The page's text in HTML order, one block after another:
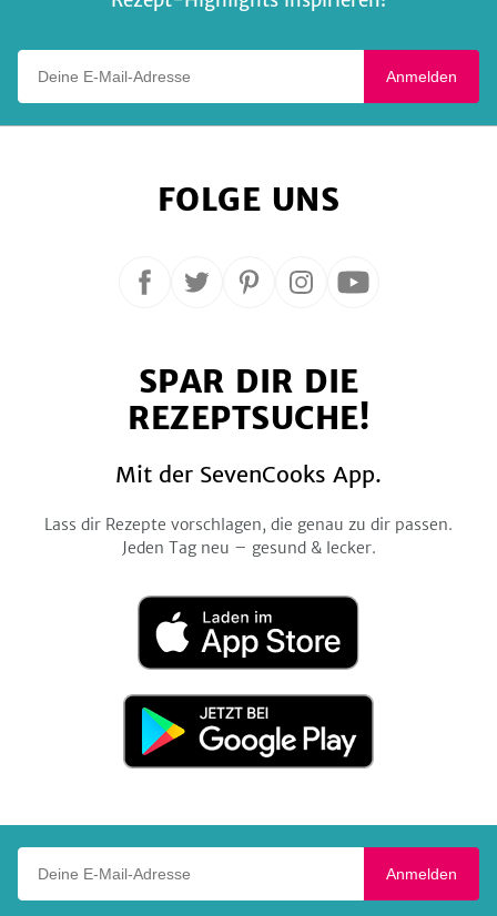
Anmelden
FOLGE UNS
Folge
Facebook
Folge
Twitter
Folge
Pinterest
Folge
Instagram
Folge
YouTube
SPAR DIR DIE
REZEPTSUCHE!
Mit der SevenCooks App.
Lass dir Rezepte vorschlagen, die genau zu dir passen.
Jeden Tag neu – gesund & lecker.
Laden
im
App
Jetzt
Google
Anmelden